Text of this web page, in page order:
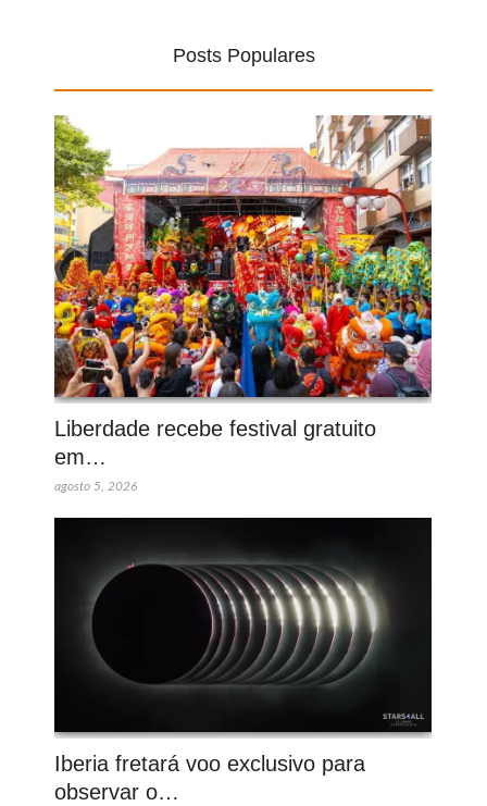
Posts Populares
Liberdade recebe festival gratuito
em…
agosto 5, 2026
Iberia fretará voo exclusivo para
observar o…